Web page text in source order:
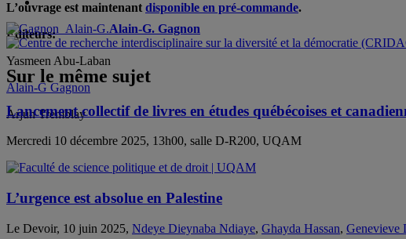
L’ouvrage est maintenant disponible en pré-commande.
Éditeurs:
Yasmeen Abu-Laban
Alain-G Gagnon
Arjun Tremblay
Alain-G. Gagnon
Sur le même sujet
Lancement collectif de livres en études québécoises et
Mercredi 10 décembre 2025, 13h00, salle D-R200, UQAM
L’urgence est absolue en Palestine
Le Devoir, 10 juin 2025, Ndeye Dieynaba Ndiaye, Ghayda Hassan, Genevieve